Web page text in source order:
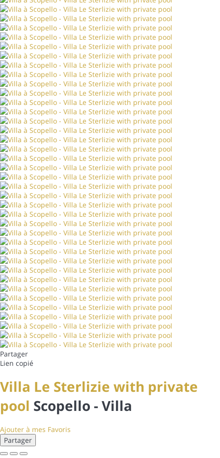
Partager
Lien copié
Villa Le Sterlizie with private
pool Scopello -Villa
Ajouter à mes Favoris
Partager